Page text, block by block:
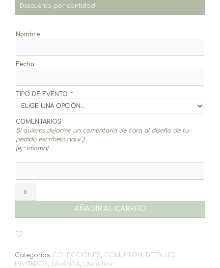
Descuento por cantidad
Nombre
Fecha
TIPO DE EVENTO *
COMENTARIOS
Si quieres dejarme un comentario de cara al diseño de tu
pedido escríbelo aquí ;)
(ej.: idioma)
Bálsamo
AÑADIR AL CARRITO
Categorías: COLECCIONES COMUNIÓN
DETALLES
INVITADOS
LAVANDA Utensilios